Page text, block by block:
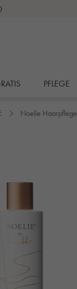
PFLEGE
Noelie Haarpflege